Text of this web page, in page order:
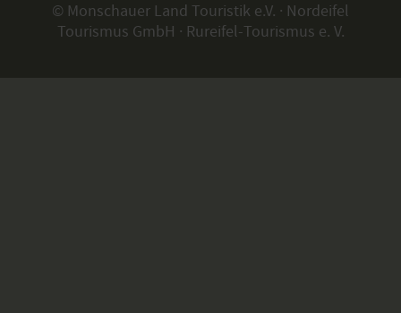
© Monschauer Land Touristik e.V. · Nordeifel
Tourismus GmbH · Rureifel-Tourismus e. V.